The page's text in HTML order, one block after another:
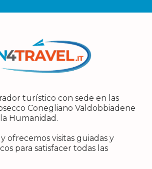
turístico con sede en las
Conegliano Valdobbiadene
Humanidad.
ofrecemos visitas guiadas y
para satisfacer todas las